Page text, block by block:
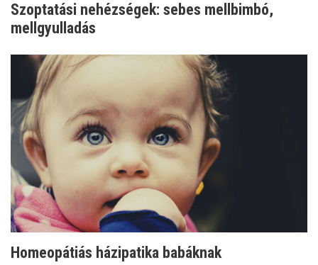
Szoptatási nehézségek: sebes mellbimbó,
mellgyulladás
Homeopátiás házipatika babáknak